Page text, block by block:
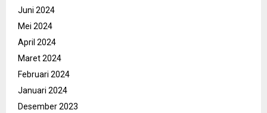
Juni 2024
Mei 2024
April 2024
Maret 2024
Februari 2024
Januari 2024
Desember 2023